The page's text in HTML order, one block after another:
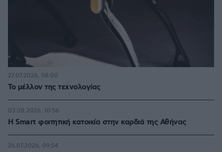
Το μέλλον της τεχνολογίας
27.07.2026, 06:00
Η Smart φοιτητική κατοικία στην καρδιά της Αθήνας
03.08.2026, 10:56
26.07.2026, 09:54